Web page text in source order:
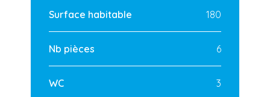
Surface habitable 180
Nb pièces 6
WC 3